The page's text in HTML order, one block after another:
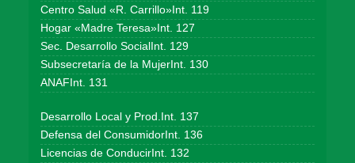
Centro Salud «R. Carrillo»Int. 119
Hogar «Madre Teresa»Int. 127
Sec. Desarrollo SocialInt. 129
Subsecretaría de la MujerInt. 130
ANAFInt. 131
Desarrollo Local y Prod.Int. 137
Defensa del ConsumidorInt. 136
Licencias de ConducirInt. 132